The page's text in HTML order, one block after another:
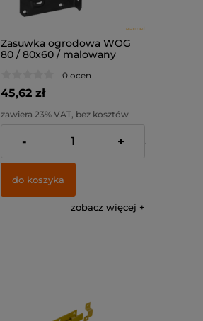
Zasuwka ogrodowa WOG
80 / 80x60 / malowany
0 ocen
45,62 zł
zawiera 23% VAT, bez kosztów
dostawy
Cena netto:
37,09 zł
- +
do koszyka
zobacz więcej